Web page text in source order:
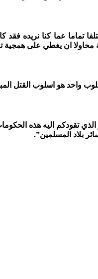
تماما عما كنا نريده
محاولا ان يغطي على همجية
واحد هو اسلوب
تقودكم اليه هذه
بلاد المسلمين”.